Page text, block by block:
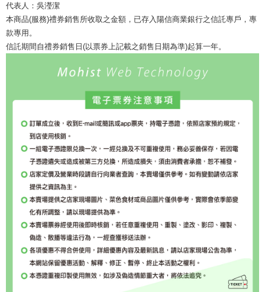
代表人：吳瀅潔
本商品(服務)禮券銷售所收取之金額，已存入陽信商業銀行之信託專戶，專
款專用。
信託期間自禮券銷售日(以票券上記載之銷售日期為準)起算一年。